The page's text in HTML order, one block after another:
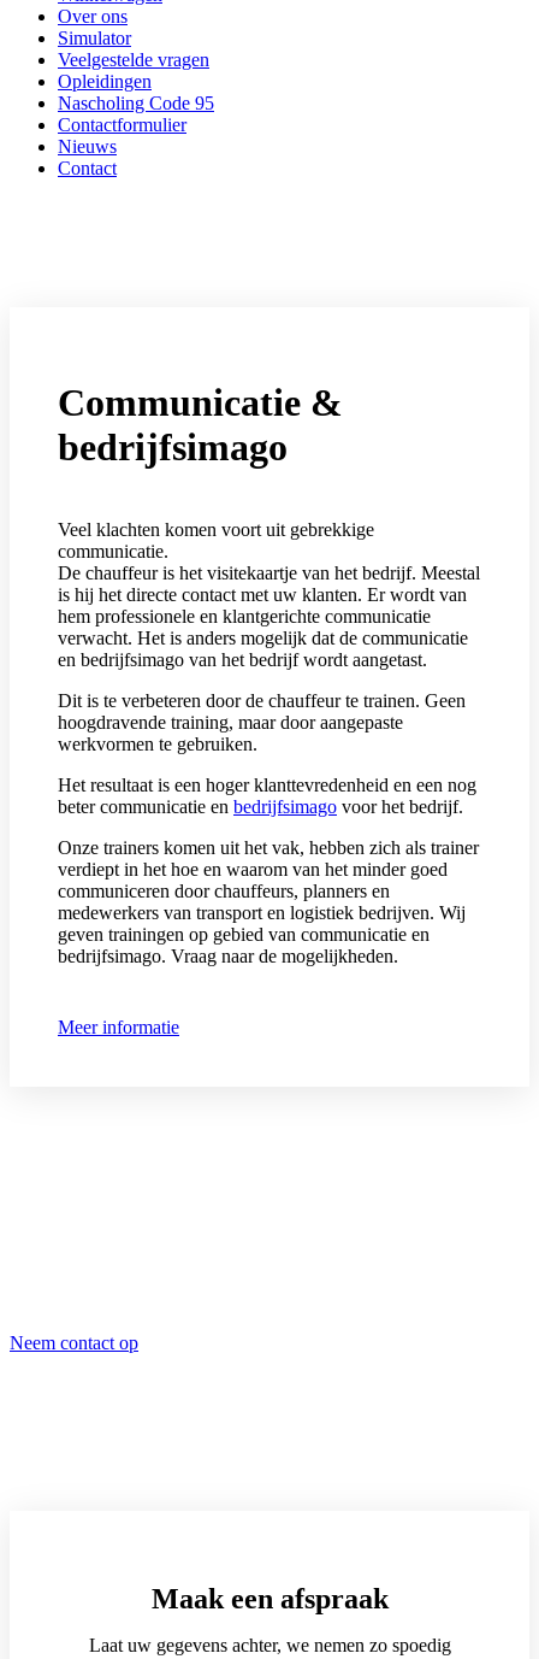
Over ons
Simulator
Veelgestelde vragen
Opleidingen
Nascholing Code 95
Contactformulier
Nieuws
Contact
Communicatie &
bedrijfsimago
Veel klachten komen voort uit gebrekkige
communicatie.
De chauffeur is het visitekaartje van het bedrijf. Meestal
is hij het directe contact met uw klanten. Er wordt van
hem professionele en klantgerichte communicatie
verwacht. Het is anders mogelijk dat de communicatie
en bedrijfsimago van het bedrijf wordt aangetast.
Dit is te verbeteren door de chauffeur te trainen. Geen
hoogdravende training, maar door aangepaste
werkvormen te gebruiken.
Het resultaat is een hoger klanttevredenheid en een nog
beter communicatie en bedrijfsimago voor het bedrijf.
Onze trainers komen uit het vak, hebben zich als trainer
verdiept in het hoe en waarom van het minder goed
communiceren door chauffeurs, planners en
medewerkers van transport en logistiek bedrijven. Wij
geven trainingen op gebied van communicatie en
bedrijfsimago. Vraag naar de mogelijkheden.
Meer informatie
Neem contact op
Maak een afspraak
Laat uw gegevens achter, we nemen zo spoedig